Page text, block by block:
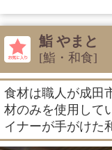
鮨 やまと
[鮨・和食]
食材は職人が成田
材のみを使用して
イナーが手がけた